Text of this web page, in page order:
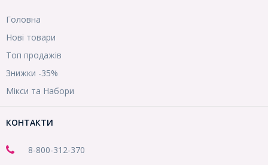
Головна
Нові товари
Топ продажів
Знижки -35%
Мікси та Набори
КОНТАКТИ
8-800-312-370